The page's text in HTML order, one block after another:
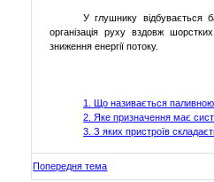
У глушнику відбувається
організація руху вздовж
зниження енергії потоку.
1. Щоназивається паливною
2. Яке призначеннямає
3. Зяких пристроїв
Попередня тема